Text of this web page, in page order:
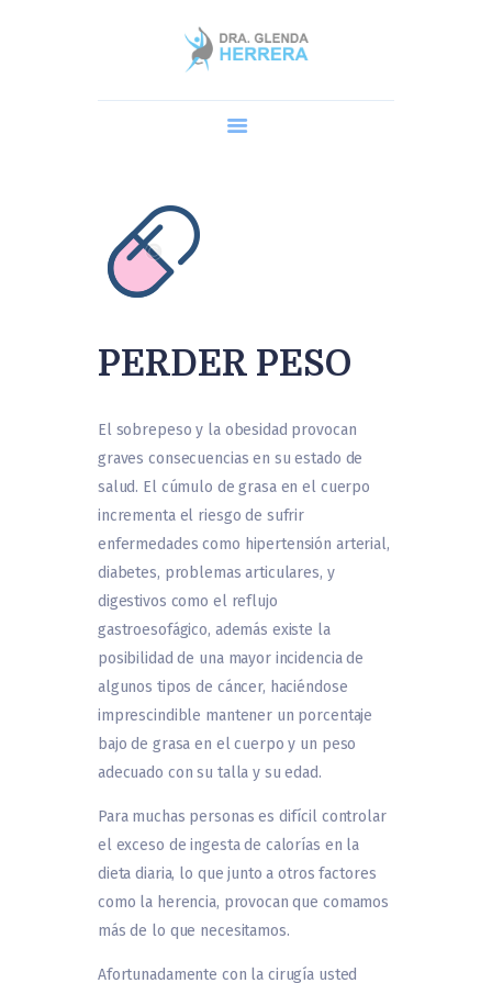
Home
Procedimientos
AGENDA UNA CITA
Blog y Preguntas
PERDER PESO
El sobrepeso y la obesidad provocan
graves consecuencias en su estado de
salud. El cúmulo de grasa en el cuerpo
incrementa el riesgo de sufrir
enfermedades como hipertensión arterial,
diabetes, problemas articulares, y
digestivos como el reflujo
gastroesofágico, además existe la
posibilidad de una mayor incidencia de
algunos tipos de cáncer, haciéndose
imprescindible mantener un porcentaje
bajo de grasa en el cuerpo y un peso
adecuado con su talla y su edad.
Para muchas personas es difícil controlar
el exceso de ingesta de calorías en la
dieta diaria, lo que junto a otros factores
como la herencia, provocan que comamos
más de lo que necesitamos.
Afortunadamente con la cirugía usted